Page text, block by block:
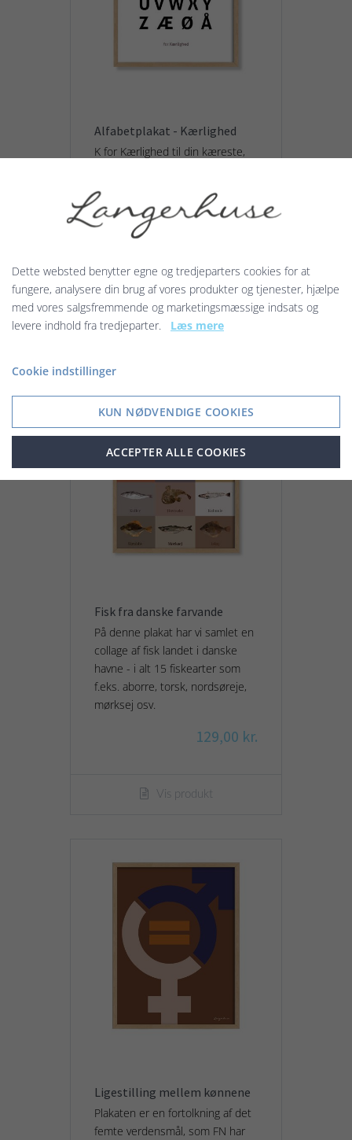
Alfabetplakat - Kærlighed
K for Kærlighed til din kæreste,
hjem eller en andens hjem
udstråler. Denne plakat er til en
væg i huset...
Vis produkt
Fisk fra danske farvande
På denne plakat har vi samlet en
collage af fisk landet i danske
havne - i alt 15 fiskearter som
f.eks. aborre, torsk, nordsøreje,
mørksej osv.
129,00 kr.
Vis produkt
Ligestilling mellem kønnene
Plakaten er en fortolkning af det
femte verdensmål, som FN har
Dette websted benytter egne og tredjeparters cookies for at
fungere, analysere din brug af vores produkter og tjenester, hjælpe
med vores salgsfremmende og marketingsmæssige indsats og
levere indhold fra tredjeparter. Læs mere
Cookie indstillinger
KUN NØDVENDIGE COOKIES
ACCEPTER ALLE COOKIES